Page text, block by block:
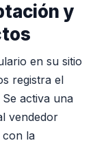
y
en su sitio
registra el
activa una
vendedor
con la